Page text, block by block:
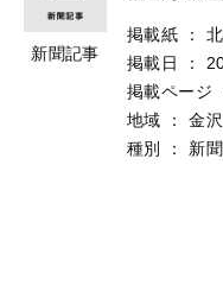
新聞記事
掲載紙 ：
掲載日
：
掲載ページ
地域
：
金
種別
： 新